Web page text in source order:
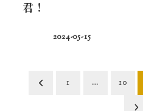
君！
2024-05-15
1 … 10